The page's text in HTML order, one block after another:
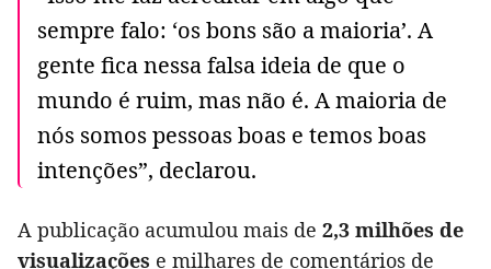
sempre falo: ‘os bons são a maioria’. A
gente fica nessa falsa ideia de que o
mundo é ruim, mas não é. A maioria de
nós somos pessoas boas e temos boas
intenções”, declarou.
A publicação acumulou mais de 2,3 milhões de
visualizações e milhares de comentários de